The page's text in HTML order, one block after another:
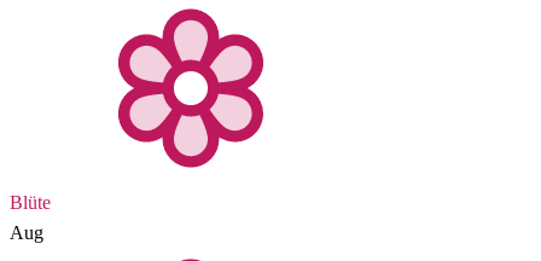
Blüte
Aug